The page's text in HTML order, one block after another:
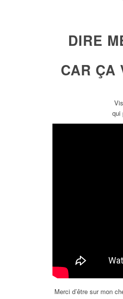
DIRE
CAR ÇA
qui
Merci d’être sur mon